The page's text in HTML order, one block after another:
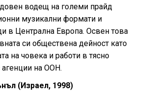
водещ на големи прайд
музикални формати и
в Централна Европа. Освен това
си обществена дейност като
на човека и работи в тясно
агенции на ООН.
(Израел, 1998)